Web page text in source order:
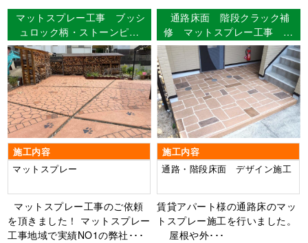
マットスプレー工事 ブッシ
ュロック柄・ストーンピン
ク 知多市長浦 Ｋ様邸
施工内容
マットスプレー
マットスプレー工事のご依頼
を頂きました！ マットスプレー
工事地域で実績NO1の弊社･･･
通路床面 階段クラック補
修 マットスプレー工事 名
古屋市北区 アパート様
施工内容
通路・階段床面 デザイン施工
賃貸アパート様の通路床のマッ
トスプレー施工を行いました。
屋根や外･･･